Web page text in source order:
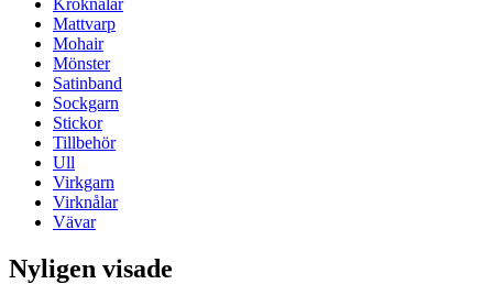
Mattvarp
Mohair
Mönster
Satinband
Sockgarn
Stickor
Tillbehör
Ull
Virkgarn
Virknålar
Vävar
Nyligen visade